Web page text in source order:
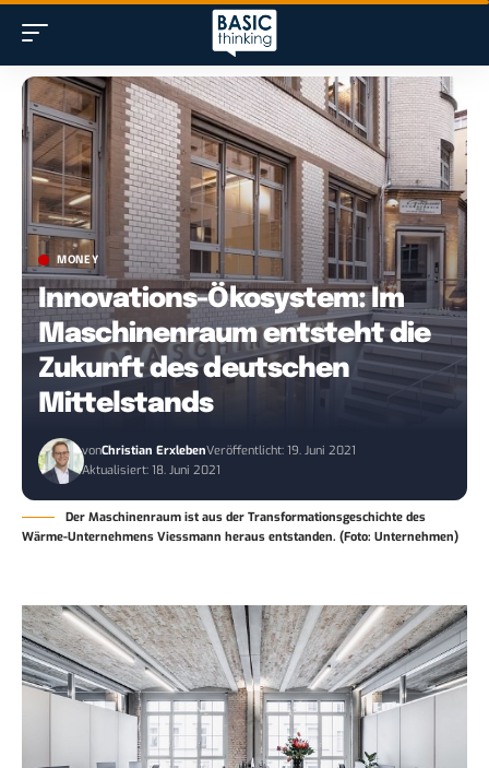
MONEY
Innovations-Ökosystem: Im
Maschinenraum entsteht die
Zukunft des deutschen
Mittelstands
vonChristian ErxlebenVeröffentlicht: 19. Juni 2021
Aktualisiert: 18. Juni 2021
Der Maschinenraum ist aus der Transformationsgeschichte des
Wärme-Unternehmens Viessmann heraus entstanden. (Foto: Unternehmen)